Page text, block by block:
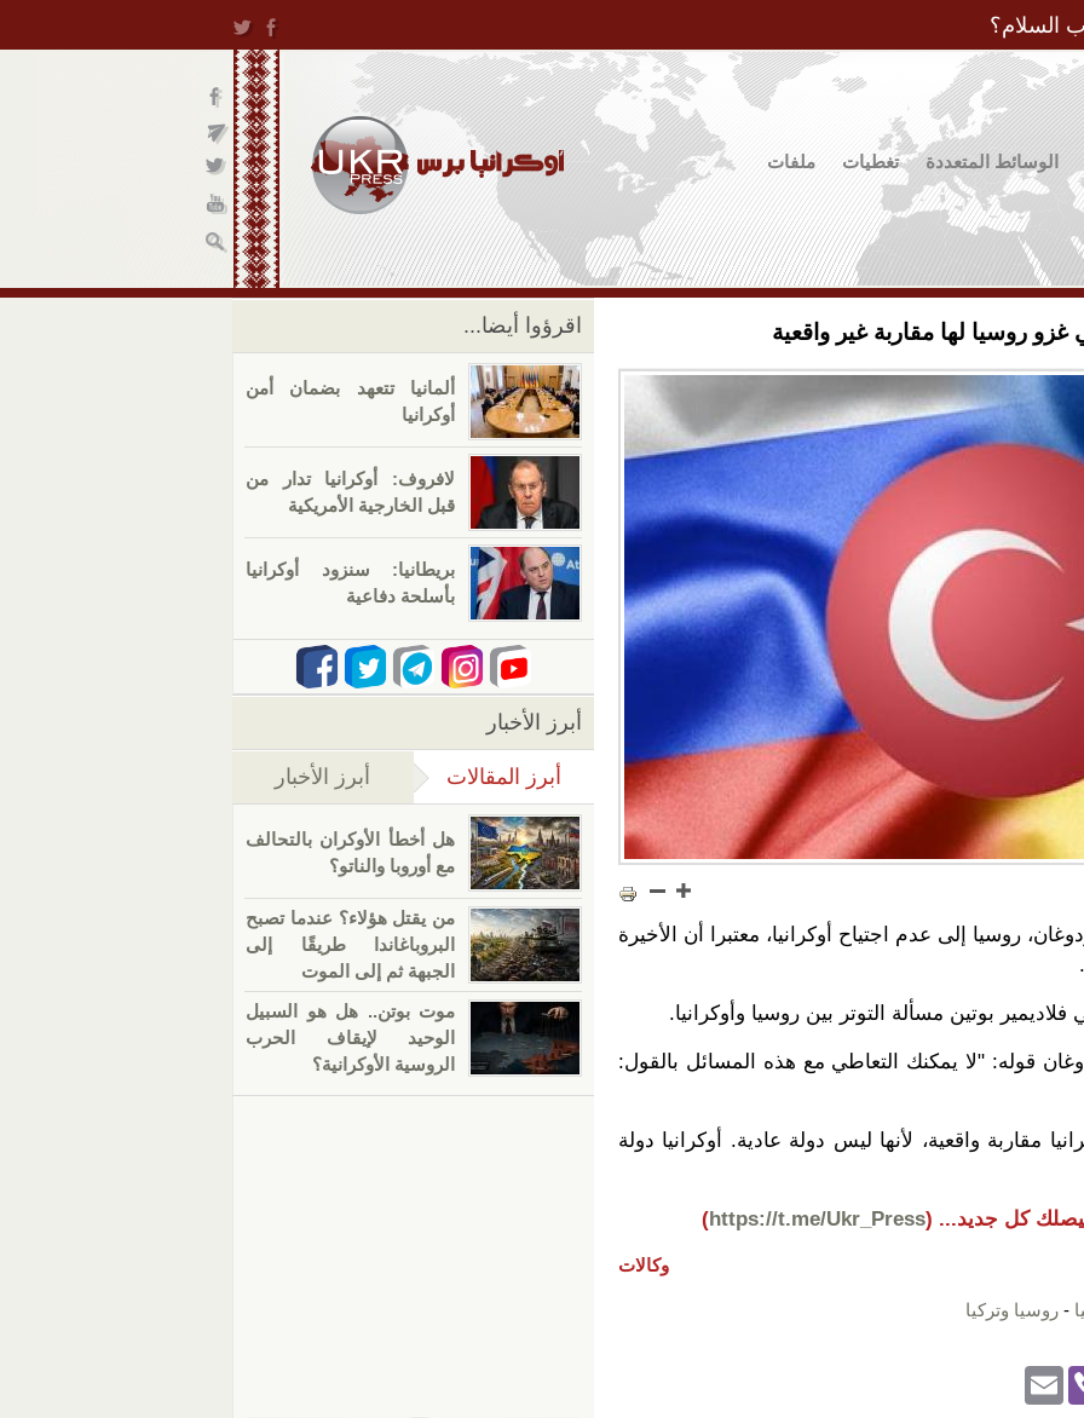
السلام؟
الوسائط المتعددة تغطيات ملفات
غزو روسيا لها مقاربة غير واقعية
روسيا إلى عدم اجتياح أوكرانيا، معتبرا أن الأخيرة
بوتين مسألة التوتر بين روسيا وأوكرانيا.
قوله: "لا يمكنك التعاطي مع هذه المسائل بالقول:
مقاربة واقعية، لأنها ليس دولة عادية. أوكرانيا دولة
كل جديد... (
https://t.me/Ukr_Press
)
وكالات
- روسيا وتركيا
Vi
اقرؤوا أيضا...
ألمانيا تتعهد بضمان أمن
أوكرانيا
لافروف: أوكرانيا تدار من
قبل الخارجية الأمريكية
بريطانيا: سنزود أوكرانيا
بأسلحة دفاعية
أبرز الأخبار
أبرز المقالات (علامة التبويب النشطة)
أبرز الأخبار
هل أخطأ الأوكران بالتحالف
مع أوروبا والناتو؟
من يقتل هؤلاء؟ عندما تصبح
البروباغاندا طريقًا إلى
الجبهة ثم إلى الموت
موت بوتن.. هل هو السبيل
الوحيد لإيقاف الحرب
الروسية الأوكرانية؟